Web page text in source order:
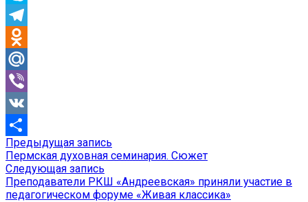
Skype
Telegram
Odnoklassniki
Mail.Ru
Viber
VK
Отправить
Навигация
по
записям
Предыдущая запись
запись:
Пермская духовная семинария. Сюжет
Следующая запись
запись:
Преподаватели РКШ «Андреевская» приняли участие в
педагогическом форуме «Живая классика»